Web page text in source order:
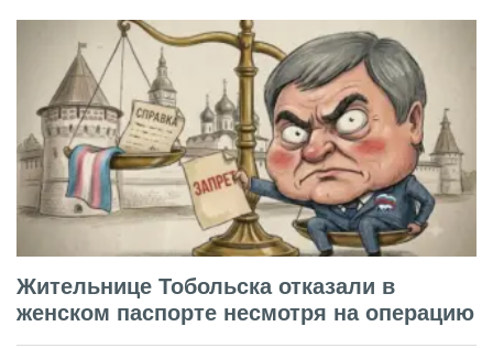
Жительнице Тобольска отказали в
женском паспорте несмотря на операцию